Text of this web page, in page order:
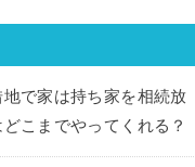
で家は持ち家を相続放
こまでやってくれる？